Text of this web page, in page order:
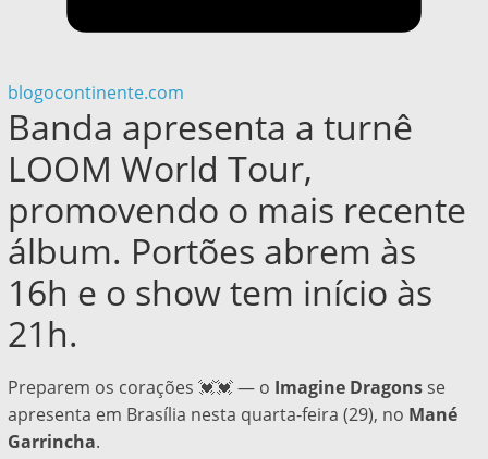
blogocontinente.com
Banda apresenta a turnê
LOOM World Tour,
promovendo o mais recente
álbum. Portões abrem às
16h e o show tem início às
21h.
Preparem os corações 💓💓 — o Imagine Dragonsse
apresenta em Brasília nesta quarta-feira (29), no Mané
Garrincha.